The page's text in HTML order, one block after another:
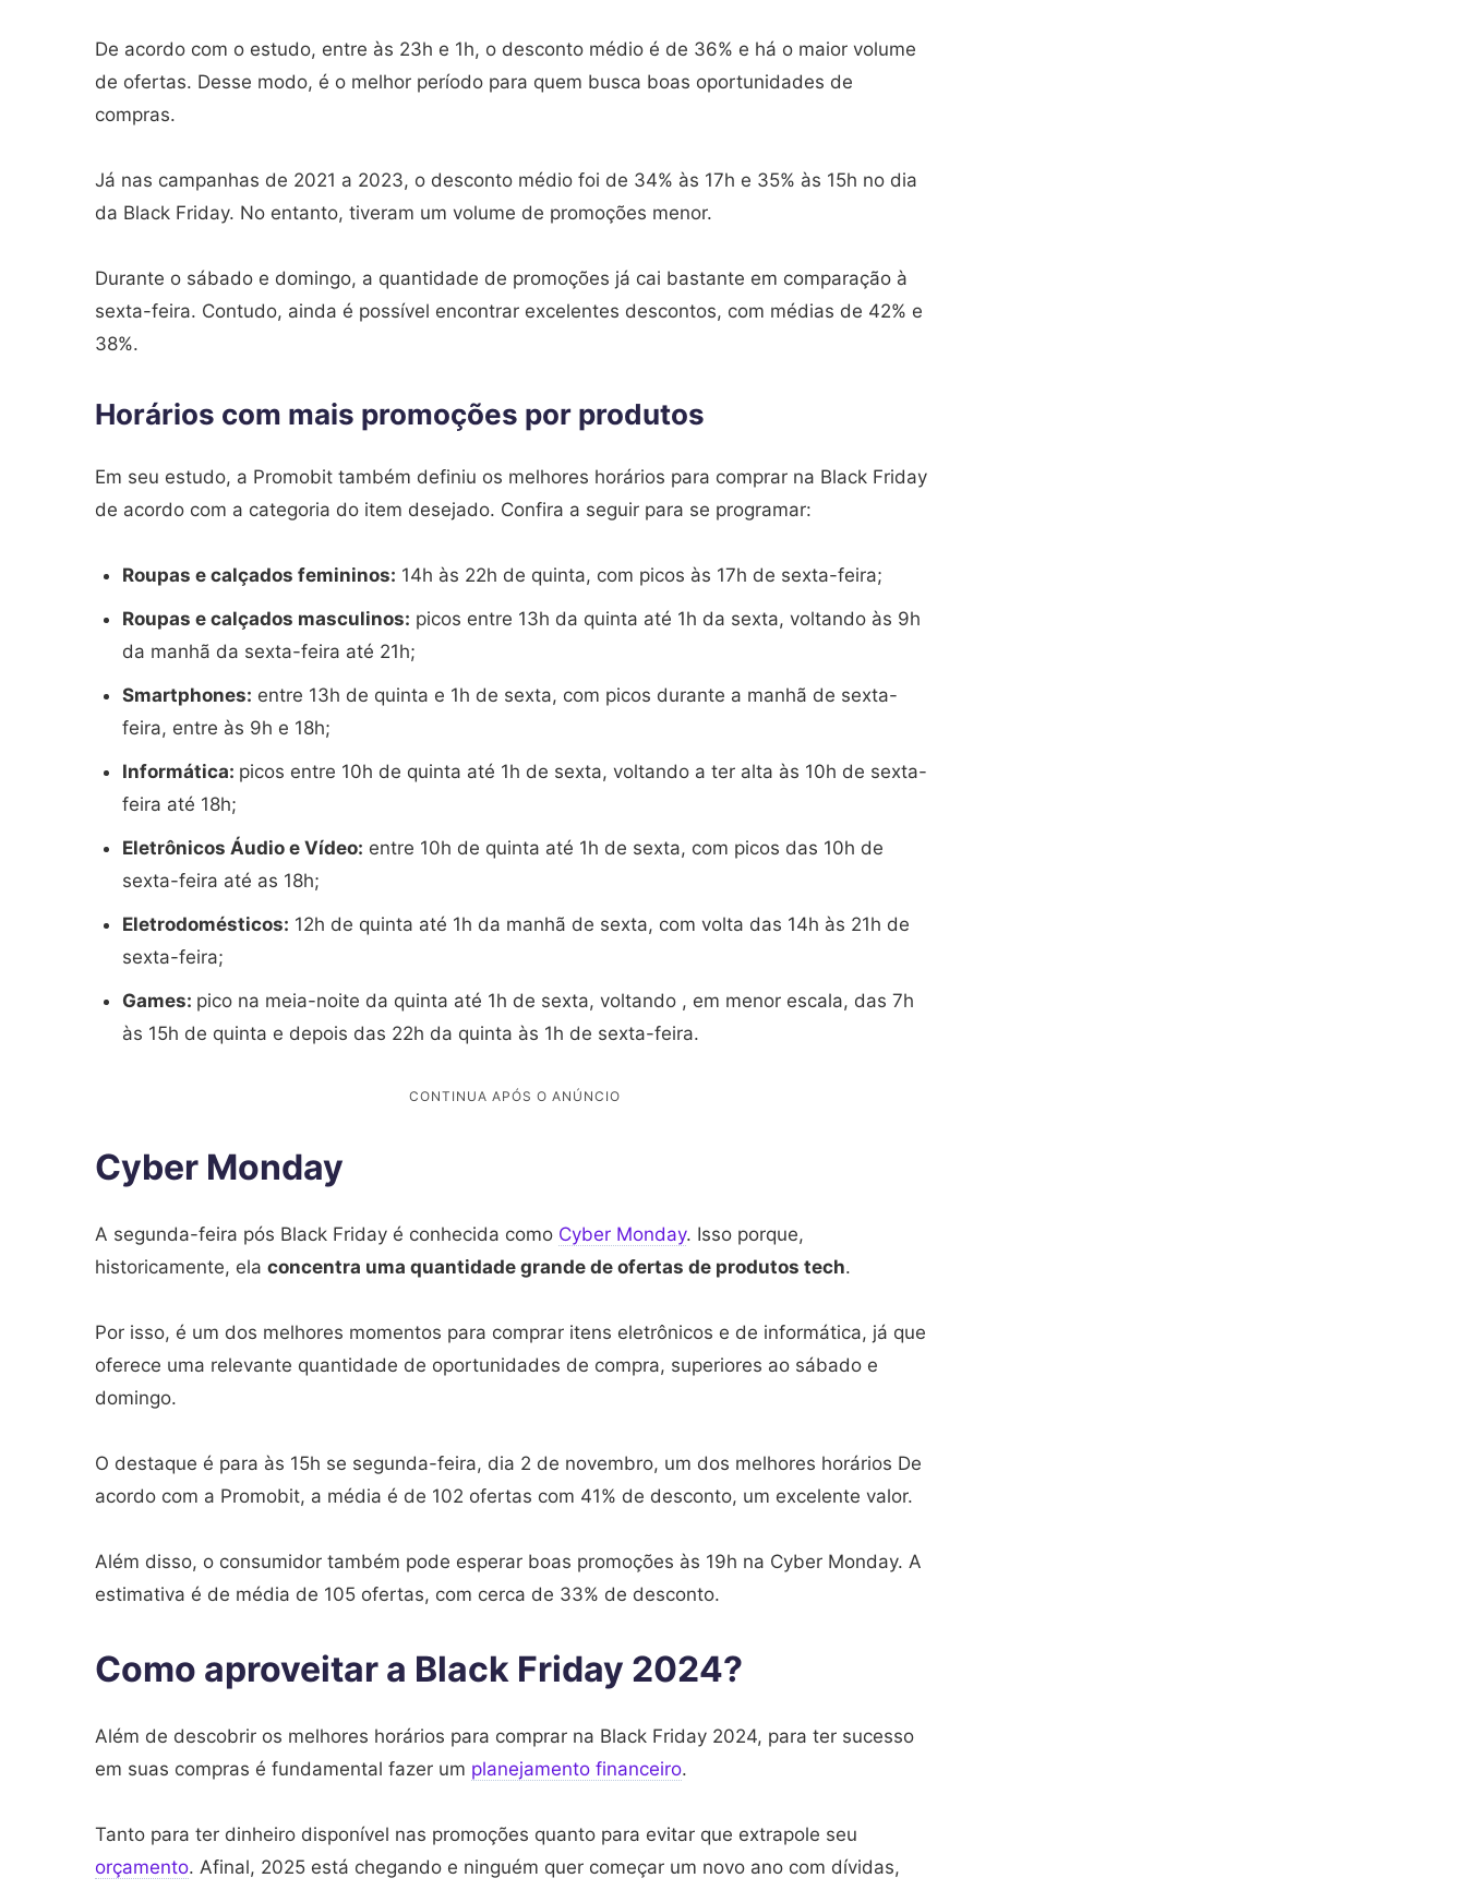
De acordo com o estudo, entre às 23h e 1h, o desconto médio é de 36% e há o maior volume
de ofertas. Desse modo, é o melhor período para quem busca boas oportunidades de
compras.
Já nas campanhas de 2021 a 2023, o desconto médio foi de 34% às 17h e 35% às 15h no dia
da Black Friday. No entanto, tiveram um volume de promoções menor.
Durante o sábado e domingo, a quantidade de promoções já cai bastante em comparação à
sexta-feira. Contudo, ainda é possível encontrar excelentes descontos, com médias de 42% e
38%.
Horários com mais promoções por produtos
Em seu estudo, a Promobit também definiu os melhores horários para comprar na Black Friday
de acordo com a categoria do item desejado. Confira a seguir para se programar:
Roupas e calçados femininos: 14h às 22h de quinta, com picos às 17h de sexta-feira;
Roupas e calçados masculinos: picos entre 13h da quinta até 1h da sexta, voltando às 9h
da manhã da sexta-feira até 21h;
Smartphones: entre 13h de quinta e 1h de sexta, com picos durante a manhã de sexta-
feira, entre às 9h e 18h;
Informática: picos entre 10h de quinta até 1h de sexta, voltando a ter alta às 10h de sexta-
feira até 18h;
Eletrônicos Áudio e Vídeo: entre 10h de quinta até 1h de sexta, com picos das 10h de
sexta-feira até as 18h;
Eletrodomésticos: 12h de quinta até 1h da manhã de sexta, com volta das 14h às 21h de
sexta-feira;
Games: pico na meia-noite da quinta até 1h de sexta, voltando , em menor escala, das 7h
às 15h de quinta e depois das 22h da quinta às 1h de sexta-feira.
Cyber Monday
A segunda-feira pós Black Friday é conhecida como Cyber Monday. Isso porque,
historicamente, ela concentra uma quantidade grande de ofertas de produtos tech.
Por isso, é um dos melhores momentos para comprar itens eletrônicos e de informática, já que
oferece uma relevante quantidade de oportunidades de compra, superiores ao sábado e
domingo.
O destaque é para às 15h se segunda-feira, dia 2 de novembro, um dos melhores horários De
acordo com a Promobit, a média é de 102 ofertas com 41% de desconto, um excelente valor.
Além disso, o consumidor também pode esperar boas promoções às 19h na Cyber Monday. A
estimativa é de média de 105 ofertas, com cerca de 33% de desconto.
Como aproveitar a Black Friday 2024?
Além de descobrir os melhores horários para comprar na Black Friday 2024, para ter sucesso
em suas compras é fundamental fazer um planejamento financeiro.
Tanto para ter dinheiro disponível nas promoções quanto para evitar que extrapole seu
orçamento. Afinal, 2025 está chegando e ninguém quer começar um novo ano com dívidas,